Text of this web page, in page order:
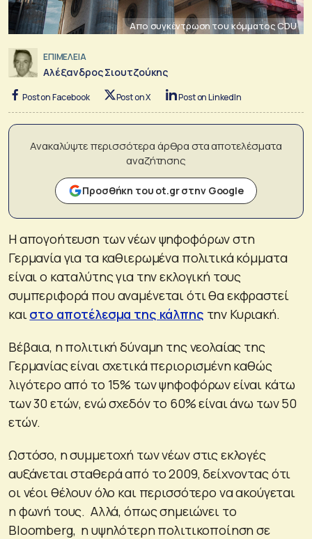
Απο συγκέντρωση του κόμματος CDU
ΕΠΙΜΕΛΕΙΑ
Αλέξανδρος Σιουτζούκης
Post on Facebook Post on X Post on LinkedIn
Ανακαλύψτε περισσότερα άρθρα στα αποτελέσματα
αναζήτησης
Προσθήκη του ot.gr στην Google
Η απογοήτευση των νέων ψηφοφόρων στη
Γερμανία για τα καθιερωμένα πολιτικά κόμματα
είναι ο καταλύτης για την εκλογική τους
συμπεριφορά που αναμένεται ότι θα εκφραστεί
και στο αποτέλεσμα της κάλπης την Κυριακή.
Βέβαια, η πολιτική δύναμη της νεολαίας της
Γερμανίας είναι σχετικά περιορισμένη καθώς
λιγότερο από το 15% των ψηφοφόρων είναι κάτω
των 30 ετών, ενώ σχεδόν το 60% είναι άνω των 50
ετών.
Ωστόσο, η συμμετοχή των νέων στις εκλογές
αυξάνεται σταθερά από το 2009, δείχνοντας ότι
οι νέοι θέλουν όλο και περισσότερο να ακούγεται
η φωνή τους. Αλλά, όπως σημειώνει το
Bloomberg, η υψηλότερη πολιτικοποίηση σε